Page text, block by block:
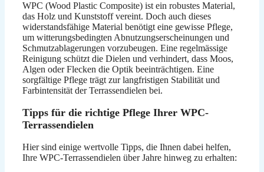
WPC (Wood Plastic Composite) ist ein robustes Material,
das Holz und Kunststoff vereint. Doch auch dieses
widerstandsfähige Material benötigt eine gewisse Pflege,
um witterungsbedingten Abnutzungserscheinungen und
Schmutzablagerungen vorzubeugen. Eine regelmässige
Reinigung schützt die Dielen und verhindert, dass Moos,
Algen oder Flecken die Optik beeinträchtigen. Eine
sorgfältige Pflege trägt zur langfristigen Stabilität und
Farbintensität der Terrassendielen bei.
Tipps für die richtige Pflege Ihrer WPC-
Terrassendielen
Hier sind einige wertvolle Tipps, die Ihnen dabei helfen,
Ihre WPC-Terrassendielen über Jahre hinweg zu erhalten: